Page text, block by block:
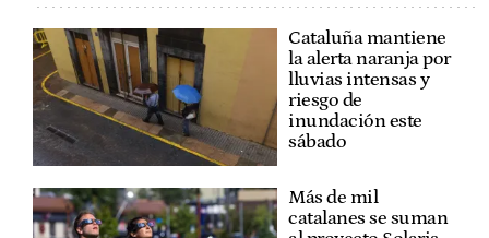
Cataluña mantiene
la alerta naranja por
lluvias intensas y
riesgo de
inundación este
sábado
Más de mil
catalanes se suman